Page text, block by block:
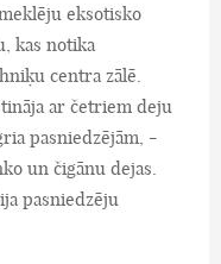
eksotisko
kas notika
centra zālē.
ar četriem deju
pasniedzējām, -
un čigānu dejas.
pasniedzēju